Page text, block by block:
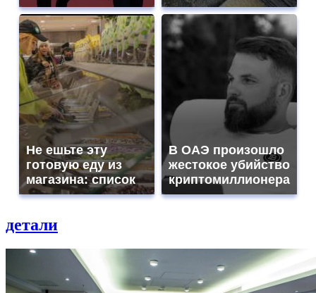
Не ешьте эту
готовую еду из
магазина: список
В ОАЭ произошло
жестокое убийство
криптомиллионера
детали